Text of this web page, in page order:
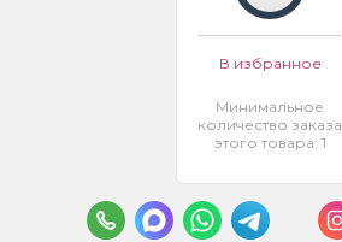
В избранное
Минимальное
количество заказа
этого товара: 1